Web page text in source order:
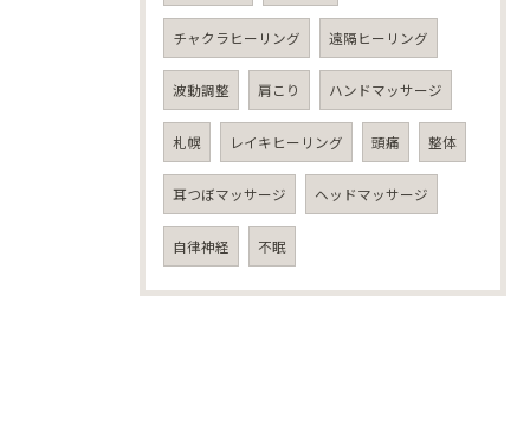
チャクラヒーリング 遠隔ヒーリング
波動調整 肩こり ハンドマッサージ
札幌 レイキヒーリング 頭痛 整体
耳つぼマッサージ ヘッドマッサージ
自律神経 不眠